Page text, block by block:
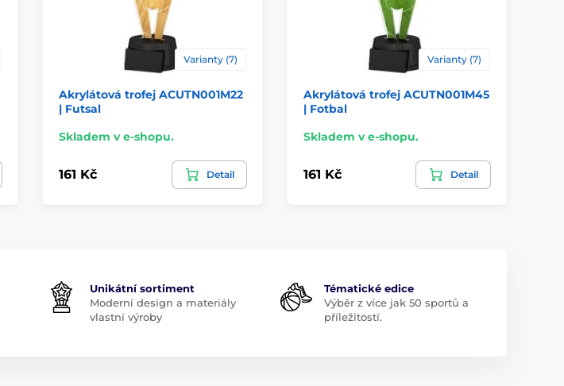
Varianty (7)
Akrylátová trofej ACUTN001M22
| Futsal
Skladem v e-shopu.
161 Kč Detail
Varianty (7)
Akrylátová trofej ACUTN001M45
| Fotbal
Skladem v e-shopu.
161 Kč Detail
Unikátní sortiment
Moderní design a materiály
vlastní výroby
Tématické edice
Výběr z více jak 50 sportů a
příležitostí.